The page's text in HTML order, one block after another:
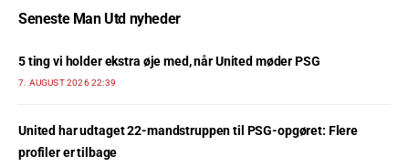
Seneste Man Utd nyheder
5 ting vi holder ekstra øje med, når United møder PSG
7. AUGUST 2026 22:39
United har udtaget 22-mandstruppen til PSG-opgøret: Flere
profiler er tilbage